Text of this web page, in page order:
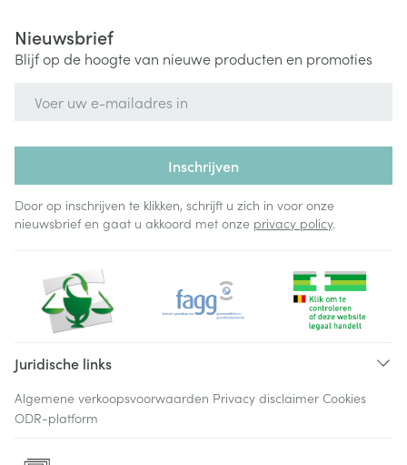
Nieuwsbrief
Blijf op de hoogte van nieuwe producten en promoties
Inschrijven
Door op inschrijven te klikken, schrijft u zich in voor onze
nieuwsbrief en gaat u akkoord met onze privacy policy.
Juridische links
Algemene verkoopsvoorwaarden Privacy disclaimer Cookies
ODR-platform